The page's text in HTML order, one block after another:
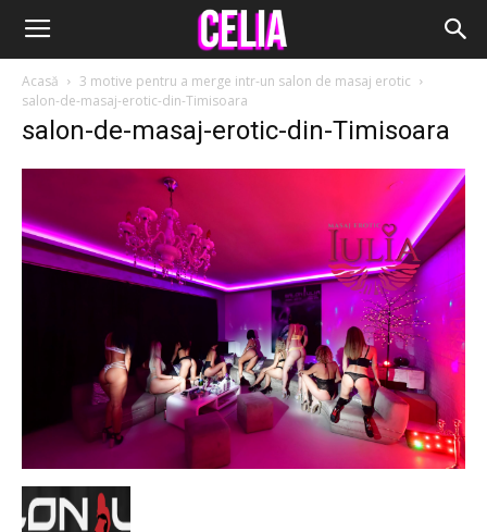
Acasă
3 motive pentru a merge intr-un salon de masaj erotic
salon-de-masaj-erotic-din-Timisoara
salon-de-masaj-erotic-din-Timisoara